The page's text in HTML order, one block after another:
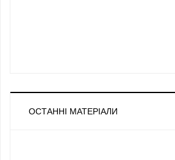
ОСТАННІ МАТЕРІАЛИ